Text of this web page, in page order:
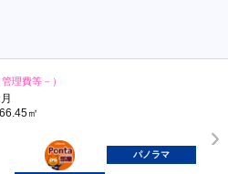
管理費等－）
㎡
ポンタ
部屋
パノラマ